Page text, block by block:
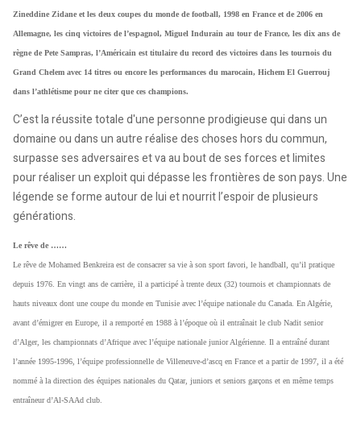
Zineddine Zidane et les deux coupes du monde de football, 1998 en France et de 2006 en
Allemagne, les cinq victoires de l’espagnol, Miguel Indurain au tour de France, les dix ans de
règne de Pete Sampras, l’Américain est titulaire du record des victoires dans les tournois du
Grand Chelem avec 14 titres ou encore les performances du marocain, Hichem El Guerrouj
dans l’athlétisme pour ne citer que ces champions.
C’est la réussite totale d'une personne prodigieuse qui dans un
domaine ou dans un autre réalise des choses hors du commun,
surpasse ses adversaires et va au bout de ses forces et limites
pour réaliser un exploit qui dépasse les frontières de son pays. Une
légende se forme autour de lui et nourrit l’espoir de plusieurs
générations.
Le rêve de ……
Le rêve de Mohamed Benkreira est de consacrer sa vie à son sport favori, le handball, qu’il pratique
depuis 1976. En vingt ans de carrière, il a participé à trente deux (32) tournois et championnats de
hauts niveaux dont une coupe du monde en Tunisie avec l’équipe nationale du Canada. En Algérie,
avant d’émigrer en Europe, il a remporté en 1988 à l’époque où il entraînait le club Nadit senior
d’Alger, les championnats d’Afrique avec l’équipe nationale junior Algérienne. Il a entraîné durant
l’année 1995-1996, l’équipe professionnelle de Villeneuve-d’ascq en France et a partir de 1997, il a été
nommé à la direction des équipes nationales du Qatar, juniors et seniors garçons et en même temps
entraîneur d’Al-SAAd club.